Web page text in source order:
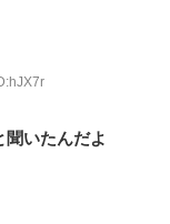
いたんだよ